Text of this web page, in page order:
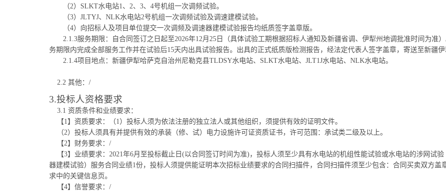
（2）SLKT水电站1、2、3、4号机组一次调频试验。
（3）JLTYJ、NLK水电站2号机组一次调频试验及调速建模试验。
（4）向招标人及项目单位提交一次调频及调速器建模试验报告均纸质签字盖章版。
2.1.3服务期限：自合同签订之日起至2026年12月25日（具体试验工期根据招标人通知及新疆省调、伊犁州地调批准时间为准）
务期限内完成全部服务工作并在试验后15天内出具试验报告。出具的正式纸质版检测报告，经法定代表人签字盖章，寄送至新疆伊
2.1.4项目地点： 新疆伊犁哈萨克自治州尼勒克县TLDSY水电站、 SLKT水电站、 JLT1J水电站、 NLK水电站。
2.2 其他：/
3.投标人资格要求
3.1 资质条件和业绩要求：
【1】资质要求：（1）投标人须为依法注册的独立法人或其他组织，须提供有效的证明文件。
（2）投标人须具有并提供有效的承装（修、试）电力设施许可证资质证书，许可范围：承试类二级及以上。
【2】财务要求：/
【3】业绩要求：2021年6月至投标截止日(以合同签订时间为准)，投标人须至少具有水电站的机组性能试验或水电站的涉网试
器建模试验）服务合同业绩1份，投标人须提供能证明本次招标业绩要求的合同扫描件，合同扫描件须至少包含：合同买卖双方盖
求中的关键信息页。
【4】信誉要求：/